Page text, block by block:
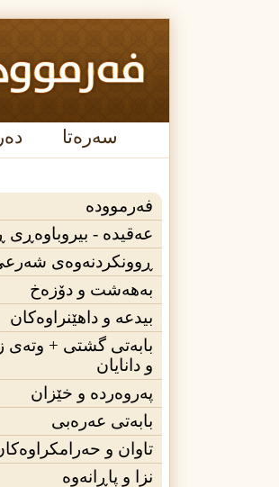
سەرەتا
فەرموودە
عه‌قیده‌ -
ڕوونکردنەوەی
بەهەشت و دۆزەخ
بیدعە و داهێنراوەکان
بابەتی گشتی + وته‌ی
و دانایان
پەروەردە و خێزان
بابەتی عەرەبی
تاوان و
نزا و پاڕانەوە